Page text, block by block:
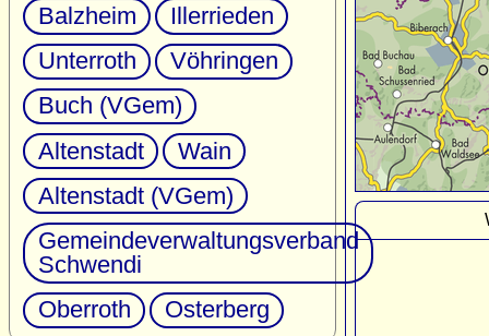
Balzheim
Illerrieden
Unterroth
Vöhringen
Buch (VGem)
Altenstadt
Wain
Altenstadt (VGem)
Gemeindeverwaltungsverband
Schwendi
Oberroth
Osterberg